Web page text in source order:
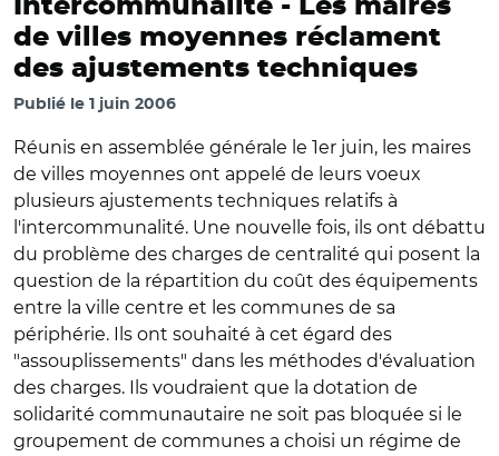
Intercommunalité - Les maires
de villes moyennes réclament
des ajustements techniques
Publié le 1 juin 2006
Réunis en assemblée générale le 1er juin, les maires
de villes moyennes ont appelé de leurs voeux
plusieurs ajustements techniques relatifs à
l'intercommunalité. Une nouvelle fois, ils ont débattu
du problème des charges de centralité qui posent la
question de la répartition du coût des équipements
entre la ville centre et les communes de sa
périphérie. Ils ont souhaité à cet égard des
"assouplissements" dans les méthodes d'évaluation
des charges. Ils voudraient que la dotation de
solidarité communautaire ne soit pas bloquée si le
groupement de communes a choisi un régime de